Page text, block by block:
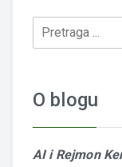
O blogu
AI i Rejmon